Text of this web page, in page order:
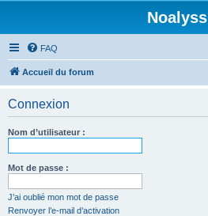
Noalyss
FAQ
Accueil du forum
Connexion
Nom d’utilisateur :
Mot de passe :
J’ai oublié mon mot de passe
Renvoyer l’e-mail d’activation